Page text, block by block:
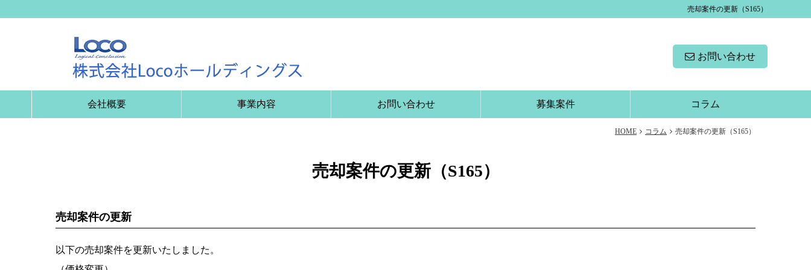
売却案件の更新（S165）
お問い合わせ
会社概要 事業内容 お問い合わせ 募集案件 コラム
HOME コラム 売却案件の更新（S165）
売却案件の更新（S165）
売却案件の更新
以下の売却案件を更新いたしました。